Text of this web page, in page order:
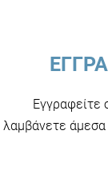
Εγγραφείτε
λαμβάνετε άμεσα